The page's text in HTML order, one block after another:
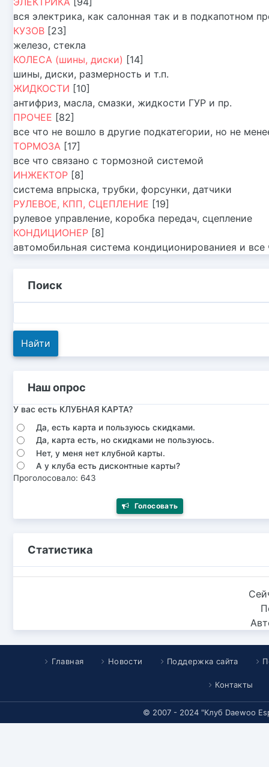
вся электрика, как салонная так и в подкапотном
КУЗОВ [23]
железо, стекла
КОЛЕСА (шины, диски) [14]
шины, диски, размерность и т.п.
ЖИДКОСТИ [10]
антифриз, масла, смазки, жидкости ГУР и пр.
ПРОЧЕЕ [82]
все что не вошло в другие подкатегории, но не
ТОРМОЗА [17]
все что связано с тормозной системой
ИНЖЕКТОР [8]
система впрыска, трубки, форсунки, датчики
РУЛЕВОЕ, КПП, СЦЕПЛЕНИЕ [19]
рулевое управление, коробка передач, сцепление
КОНДИЦИОНЕР [8]
автомобильная система кондиционированиея и все
Поиск
Наш опрос
У вас есть КЛУБНАЯ КАРТА?
Да, есть карта и пользуюсь скидками.
Да, карта есть, но скидками не пользуюсь.
Нет, у меня нет клубной карты.
А у клуба есть дисконтные карты?
Проголосовало: 643
Голосовать
Статистика
Главная Новости Поддержка сайта
Контакты
© 2007 - 2024 "Клуб Daewoo